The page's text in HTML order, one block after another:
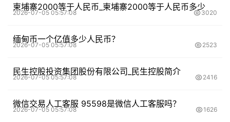
柬埔寨2000等于人民币_柬埔寨2000等于人民币多少
2026-07-05 05:57:08 3020
缅甸币一个亿值多少人民币？
2026-07-05 05:57:08 2523
民生控股投资集团股份有限公司_民生控股简介
2026-07-05 05:57:08 2416
微信交易人工客服 95598是微信人工客服吗？
2026-07-05 05:57:08 1626